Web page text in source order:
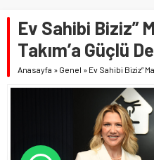
Ev Sahibi Biziz”
Takım’a Güçlü
Anasayfa » Genel » Ev Sahibi Biziz”